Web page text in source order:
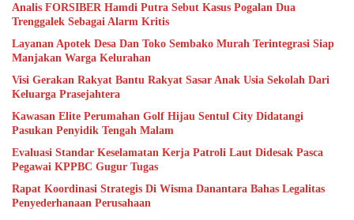
Analis FORSIBER Hamdi Putra Sebut Kasus Pogalan Dua
Trenggalek Sebagai Alarm Kritis
Layanan Apotek Desa Dan Toko Sembako Murah Terintegrasi Siap
Manjakan Warga Kelurahan
Visi Gerakan Rakyat Bantu Rakyat Sasar Anak Usia Sekolah Dari
Keluarga Prasejahtera
Kawasan Elite Perumahan Golf Hijau Sentul City Didatangi
Pasukan Penyidik Tengah Malam
Evaluasi Standar Keselamatan Kerja Patroli Laut Didesak Pasca
Pegawai KPPBC Gugur Tugas
Rapat Koordinasi Strategis Di Wisma Danantara Bahas Legalitas
Penyederhanaan Perusahaan